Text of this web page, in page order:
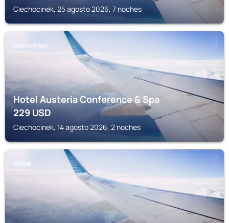
Ciechocinek, 25 agosto 2026, 7 noches
CIECHOCINEK
Hotel Austeria Conference & Spa
229USD
Ciechocinek, 14 agosto 2026, 2 noches
TORUN